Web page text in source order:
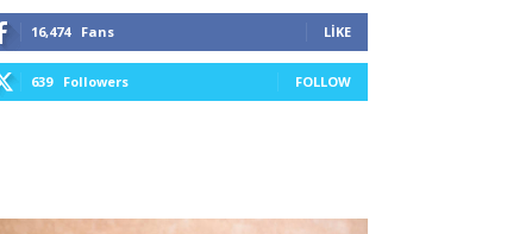
16,474 Fans LIKE
639 Followers FOLLOW